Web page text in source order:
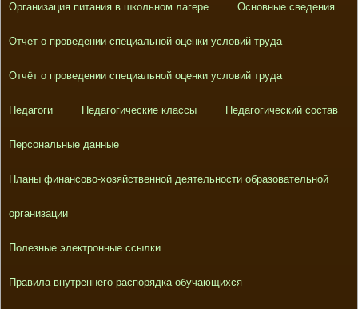
Организация питания в школьном лагере Основные сведения
Отчет о проведении специальной оценки условий труда
Отчёт о проведении специальной оценки условий труда
Педагоги Педагогические классы Педагогический состав
Персональные данные
Планы финансово-хозяйственной деятельности образовательной
организации
Полезные электронные ссылки
Правила внутреннего распорядка обучающихся